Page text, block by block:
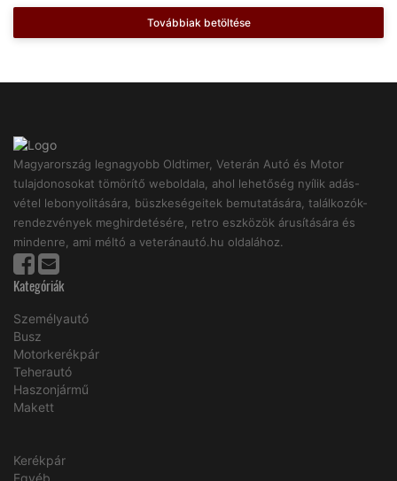
Továbbiak betöltése
Magyarország legnagyobb Oldtimer, Veterán Autó és Motor
tulajdonosokat tömörítő weboldala, ahol lehetőség nyílik adás-
vétel lebonyolitására, büszkeségeitek bemutatására, találkozók-
rendezvények meghirdetésére, retro eszközök árusítására és
mindenre, ami méltó a veteránautó.hu oldalához.
Kategóriák
Személyautó
Busz
Motorkerékpár
Teherautó
Haszonjármű
Makett
Kerékpár
Egyéb